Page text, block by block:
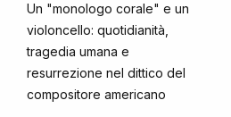
Un "monologo corale" e un
violoncello: quotidianità,
tragedia umana e
resurrezione nel dittico del
compositore americano